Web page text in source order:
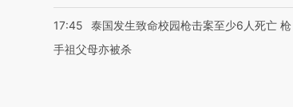
17:45
泰国发生致命校园枪击案至少6人死亡 枪
手祖父母亦被杀